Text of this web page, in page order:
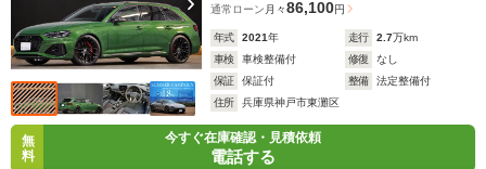
通常ローン 月々86,100円
年式 2021年 走行 2.7万km
車検
車検整備付 修復
なし
保証
保証付 整備
法定整備付
住所
兵庫県神戸市東灘区
無
料
今すぐ在庫確認・見積依頼
電話する